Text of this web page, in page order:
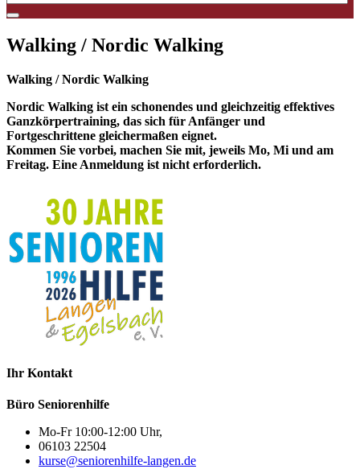
Walking / Nordic Walking
Walking / Nordic Walking
Nordic Walking ist ein schonendes und gleichzeitig effektives
Ganzkörpertraining, das sich für Anfänger und
Fortgeschrittene gleichermaßen eignet.
Kommen Sie vorbei, machen Sie mit, jeweils Mo, Mi und am
Freitag. Eine Anmeldung ist nicht erforderlich.
Ihr Kontakt
Büro Seniorenhilfe
Mo-Fr 10:00-12:00 Uhr,
06103 22504
kurse@seniorenhilfe-langen.de